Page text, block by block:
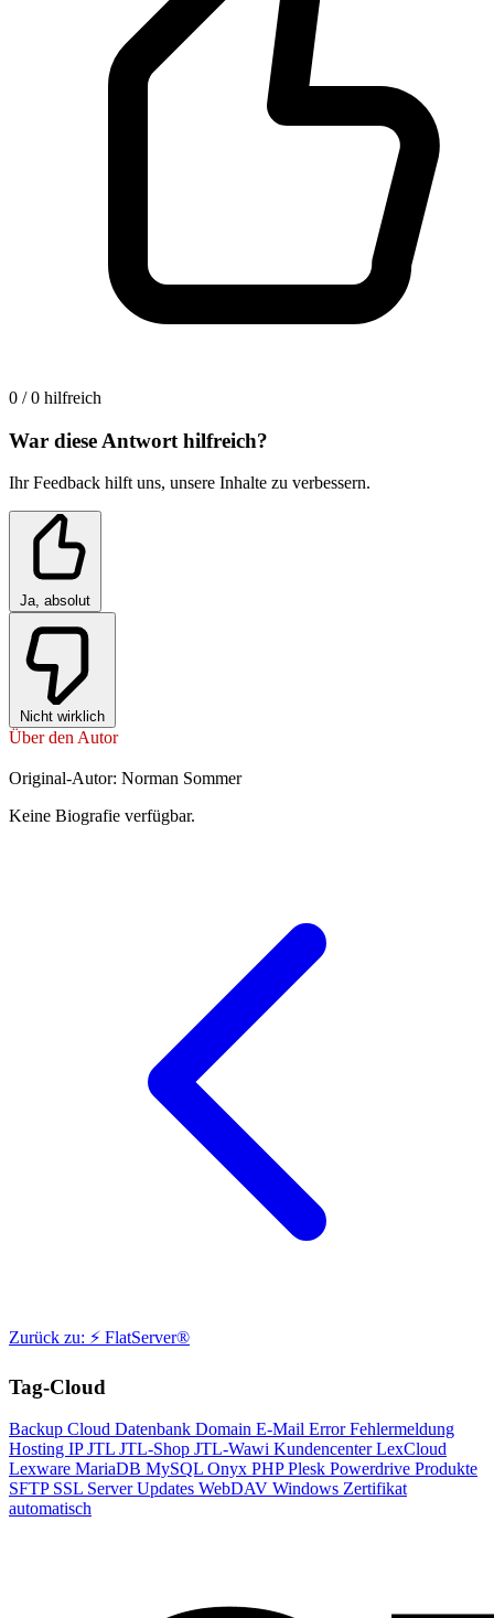
0 / 0 hilfreich
War diese Antwort hilfreich?
Ihr Feedback hilft uns, unsere Inhalte zu verbessern.
Ja, absolut
Nicht wirklich
Über den Autor
Original-Autor: Norman Sommer
Keine Biografie verfügbar.
Zurück zu: ⚡ FlatServer®
Tag-Cloud
Backup Cloud Datenbank Domain E-Mail ErrorFehlermeldung
Hosting IPJTL JTL-Shop JTL-Wawi KundencenterLexCloud
Lexware MariaDB MySQL Onyx PHPPlesk Powerdrive Produkte
SFTP SSL ServerUpdates WebDAV Windows Zertifikat
automatisch